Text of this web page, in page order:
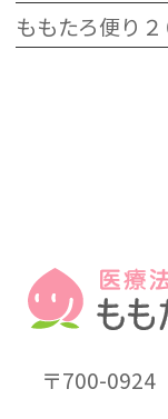
ももたろ便り
〒700-0924